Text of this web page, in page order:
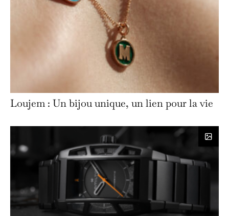
Loujem : Un bijou unique, un lien pour la vie